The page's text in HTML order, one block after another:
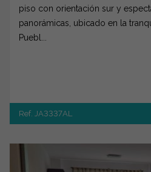
piso con orientación sur y
panorámicas, ubicado en la
Puebl...
Ref. JA3337AL